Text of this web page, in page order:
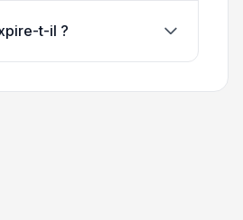
t-il ?